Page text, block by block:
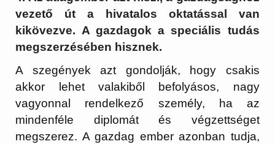
vezető út a hivatalos oktatással van
kikövezve. A gazdagok a speciális tudás
megszerzésében hisznek.
A szegények azt gondolják, hogy csakis
akkor lehet valakiből befolyásos, nagy
vagyonnal rendelkező személy, ha az
mindenféle diplomát és végzettséget
megszerez. A gazdag ember azonban tudja,